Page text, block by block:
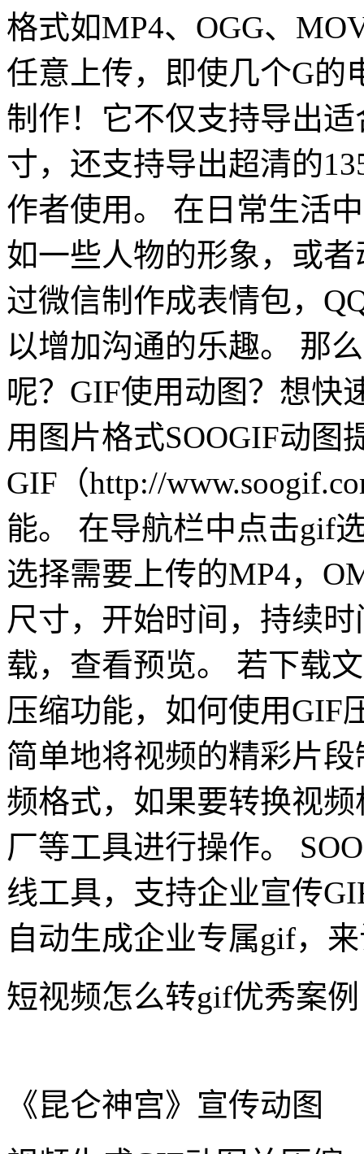
格式如MP4、OGG、
任意上传，即使几个G的
制作！它不仅支持导出
寸，还支持导出超清的
作者使用。 在日常生活
如一些人物的形象，或
过微信制作成表情包，
以增加沟通的乐趣。 那
呢？GIF使用动图？想快
用图片格式SOOGIF动图
GIF（http://
能。 在导航栏中点击gif
选择需要上传的MP4，
尺寸，开始时间，持续
载，查看预览。 若下载
压缩功能，如何使用GIF
简单地将视频的精彩片
频格式，如果要转换视
厂等工具进行操作。
线工具，支持企业宣传
自动生成企业专属gif，
短视频怎么转gif优秀案例